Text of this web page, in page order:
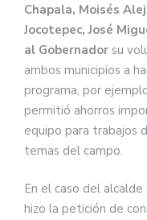
Chapala, Moisés
Jocotepec, José
al Gobernador su
ambos municipios a
programa, por
permitió ahorros
equipo para trabajos
temas del campo.
En el caso del
hizo la petición de